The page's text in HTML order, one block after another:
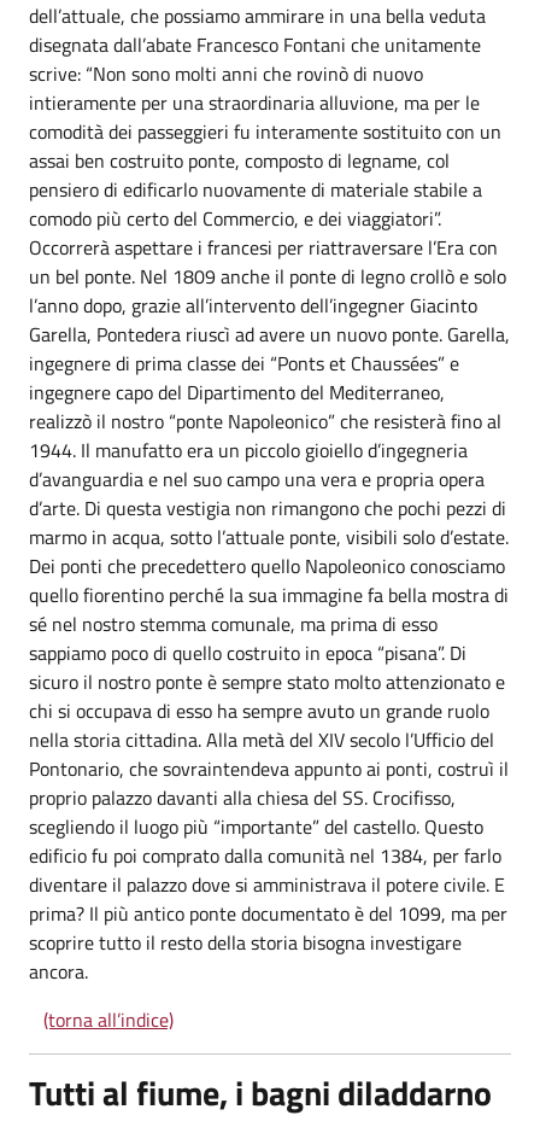
dell’attuale, che possiamo ammirare in una bella veduta
disegnata dall’abate Francesco Fontani che unitamente
scrive: “Non sono molti anni che rovinò di nuovo
intieramente per una straordinaria alluvione, ma per le
comodità dei passeggieri fu interamente sostituito con un
assai ben costruito ponte, composto di legname, col
pensiero di edificarlo nuovamente di materiale stabile a
comodo più certo del Commercio, e dei viaggiatori”.
Occorrerà aspettare i francesi per riattraversare l’Era con
un bel ponte. Nel 1809 anche il ponte di legno crollò e solo
l’anno dopo, grazie all’intervento dell’ingegner Giacinto
Garella, Pontedera riuscì ad avere un nuovo ponte. Garella,
ingegnere di prima classe dei “Ponts et Chaussées” e
ingegnere capo del Dipartimento del Mediterraneo,
realizzò il nostro “ponte Napoleonico” che resisterà fino al
1944. Il manufatto era un piccolo gioiello d’ingegneria
d’avanguardia e nel suo campo una vera e propria opera
d’arte. Di questa vestigia non rimangono che pochi pezzi di
marmo in acqua, sotto l’attuale ponte, visibili solo d’estate.
Dei ponti che precedettero quello Napoleonico conosciamo
quello fiorentino perché la sua immagine fa bella mostra di
sé nel nostro stemma comunale, ma prima di esso
sappiamo poco di quello costruito in epoca “pisana”. Di
sicuro il nostro ponte è sempre stato molto attenzionato e
chi si occupava di esso ha sempre avuto un grande ruolo
nella storia cittadina. Alla metà del XIV secolo l’Ufficio del
Pontonario, che sovraintendeva appunto ai ponti, costruì il
proprio palazzo davanti alla chiesa del SS. Crocifisso,
scegliendo il luogo più “importante” del castello. Questo
edificio fu poi comprato dalla comunità nel 1384, per farlo
diventare il palazzo dove si amministrava il potere civile. E
prima? Il più antico ponte documentato è del 1099, ma per
scoprire tutto il resto della storia bisogna investigare
ancora.
(torna all’indice)
Tutti al fiume, i bagni diladdarno